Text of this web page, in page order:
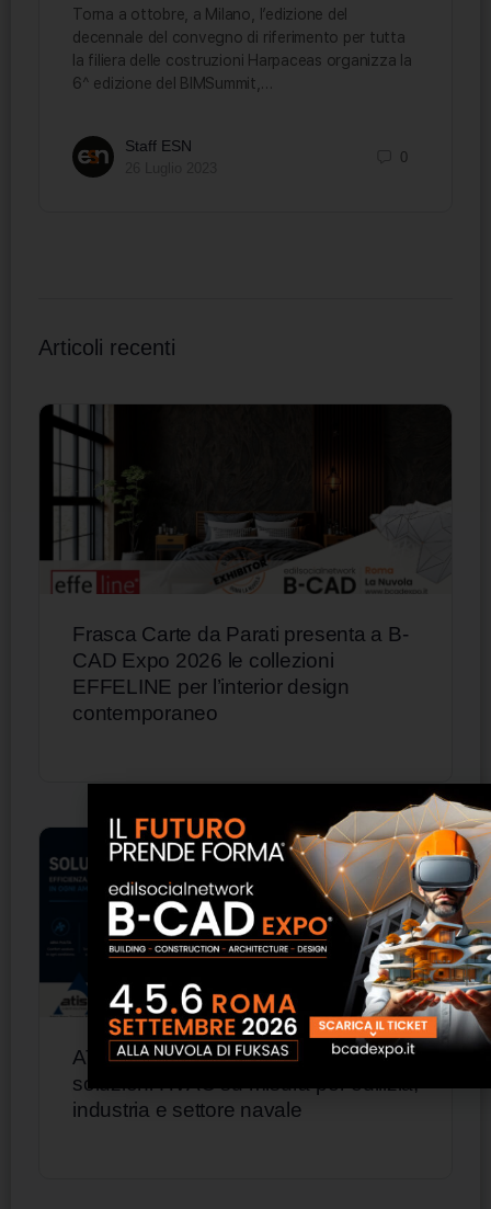
Torna a ottobre, a Milano, l’edizione del
decennale del convegno di riferimento per tutta
la filiera delle costruzioni Harpaceas organizza la
6^ edizione del BIMSummit,…
Staff ESN
0
Articoli recenti
Frasca Carte da Parati presenta a B-
CAD Expo 2026 le collezioni
EFFELINE per l’interior design
contemporaneo
ATISA presenta a B-CAD Expo 2026
soluzioni HVAC su misura per edilizia,
industria e settore navale